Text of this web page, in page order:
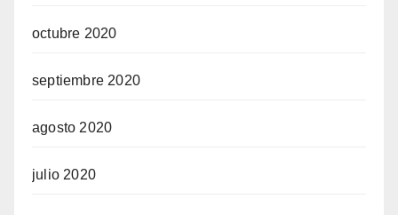
octubre 2020
septiembre 2020
agosto 2020
julio 2020